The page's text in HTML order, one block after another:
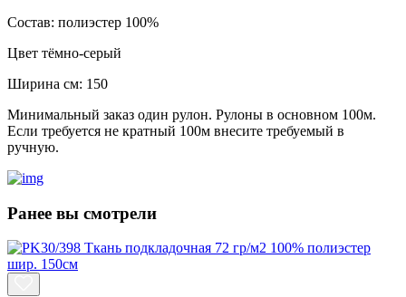
Состав: полиэстер 100%
Цвет тёмно-серый
Ширина см: 150
Минимальный заказ один рулон. Рулоны в основном 100м.
Если требуется не кратный 100м внесите требуемый в
ручную.
Ранее вы смотрели